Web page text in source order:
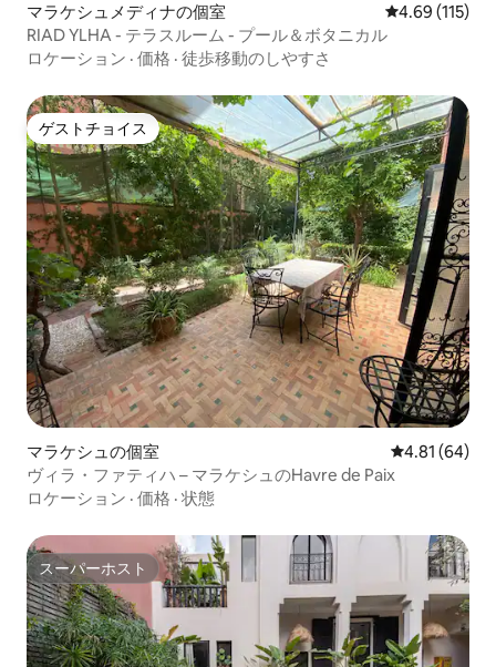
マラケシュメディナの個室 レビュー115
4.69 (115)
RIAD YLHA - テラスルーム - プール＆ボタニカル
ロケーション · 価格 · 徒歩移動のしやすさ
ゲストチョイス
ゲストチョイス
マラケシュの個室 レビュー64
4.81 (64)
ヴィラ・ファティハ – マラケシュのHavre de Paix
ロケーション · 価格 · 状態
スーパーホスト
スーパーホスト